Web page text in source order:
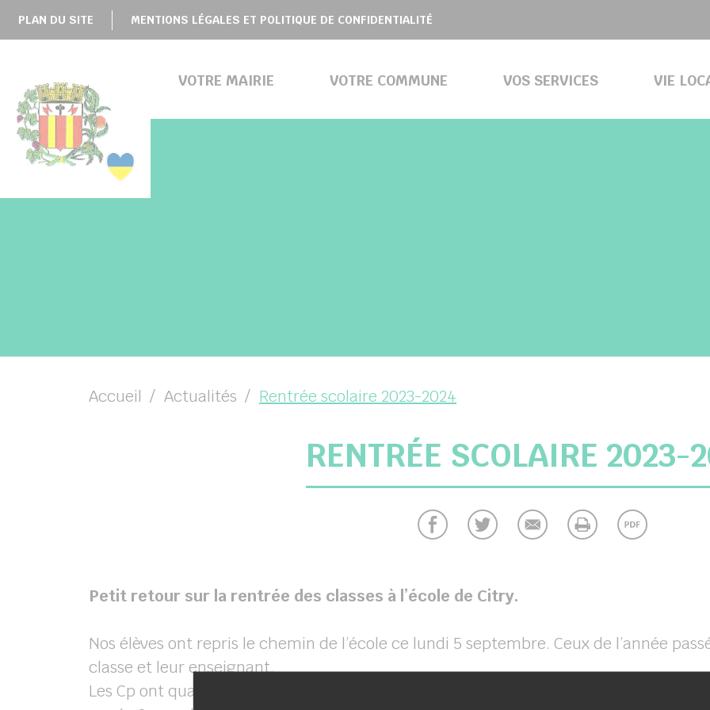
( VOTRE MAIRIE )
( VOTRE COMMUNE )
( VOS SERVICES )
PLAN DU SITE MENTIONS LÉGALES ET POLITIQUE DE CONFIDENTIALITÉ
VOTRE MAIRIE VOTRE COMMUNE VOS SERVICES VIE
Accueil Actualités Rentrée scolaire 2023-2024
RENTRÉE SCOLAIRE 2023-
Petit retour sur la rentrée des classes à l’école de Citry.
Nos élèves ont repris le chemin de l’école ce lundi 5 septembre. Ceux de l’année
classe et leur enseignant.
Les Cp ont quant à eux découvert cette nouvelle école avec parfois un peu
Panneau de gestion des cookies